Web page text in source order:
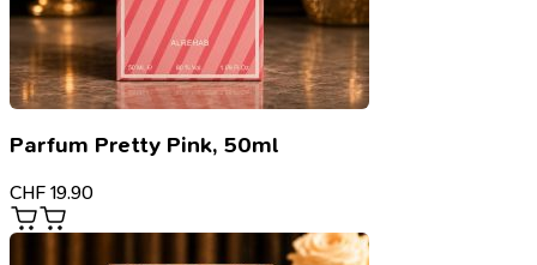
Parfum Pretty Pink, 50ml
CHF 19.90